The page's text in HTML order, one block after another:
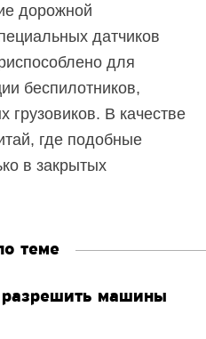
дорожной
датчиков
для
беспилотников,
В качестве
где подобные
в закрытых
теме
машины